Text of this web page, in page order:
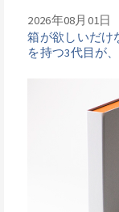
2026年08月01日
箱が欲しいだけ
を持つ3代目が